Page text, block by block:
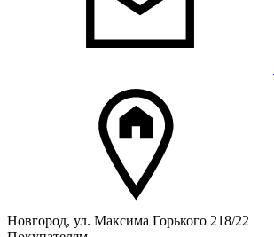
Новгород, ул. Максима Горького 218/22